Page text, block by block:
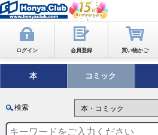
ログイン 会員登録 買い物かご
本 コミック
検索